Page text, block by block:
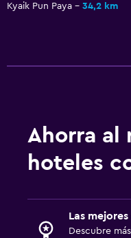
Kyaik Pun Paya 34,2 km
Ahorra al
hoteles
Las
Descubre